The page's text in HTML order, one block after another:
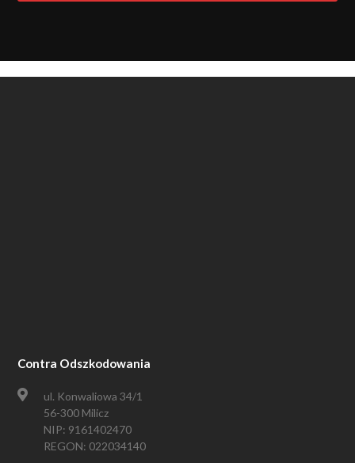
Contra Odszkodowania
ul. Konwaliowa 34/1
56-300 Milicz
NIP: 9161402470
REGON: 022034140